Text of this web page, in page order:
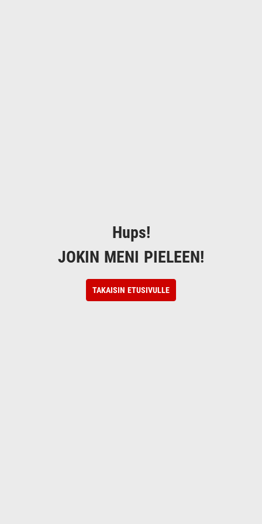
Hups!
JOKIN MENI PIELEEN!
TAKAISIN ETUSIVULLE